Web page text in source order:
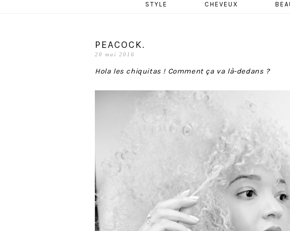
STYLE CHEVEUX
PEACOCK.
20 mai 2016
Hola les chiquitas ! Comment ça va là-dedans ?